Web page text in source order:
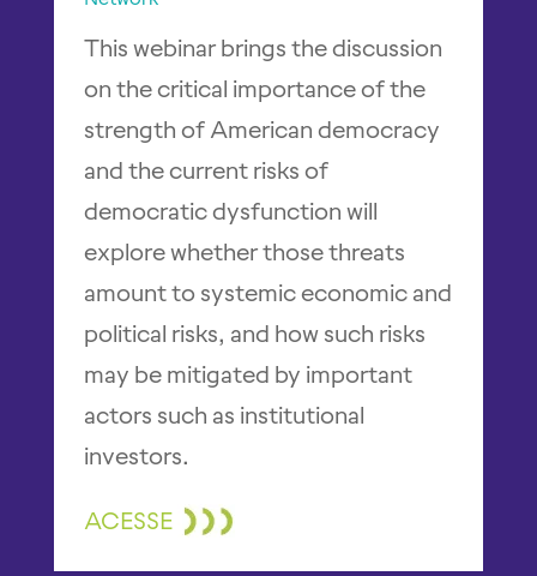
This webinar brings the discussion
on the critical importance of the
strength of American democracy
and the current risks of
democratic dysfunction will
explore whether those threats
amount to systemic economic and
political risks, and how such risks
may be mitigated by important
actors such as institutional
investors.
ACESSE